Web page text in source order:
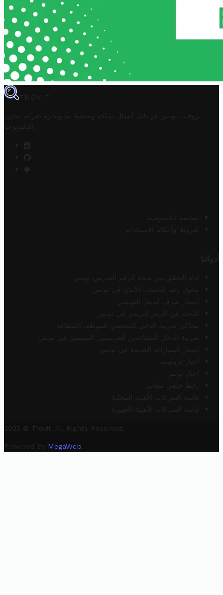
TROVIT
تروفيت تونس هو دليل أعمال تملكه وتحتفظ به وتديره
شركة مخزن
التكنولوجيا
سياسة الخصوصية
شروط وأحكام الاستخدام
أدواتنا
أداة التحقق من صحة الرقم الضريبي تونس
محول رقم الحساب الآيبان في تونس
أسعار صرف الدينار التونسي
البحث عن الرمز البريدي في تونس
محاكي ضريبة الدخل الشخصي للموظف/المتقاعد
ضريبة الدخل للمتقاعدين الفرنسيين المقيمين في تونس
أسعار السيارات الجديدة في تونس
أخبار تروفيت
أخبار تونس
رابط خلفي مجاني
قائمة الشركات الأهلية المحلية
قائمة الشركات الأهلية الجهوية
2025 © Trovit. All Rights Reserved.
Powered By MegaWeb